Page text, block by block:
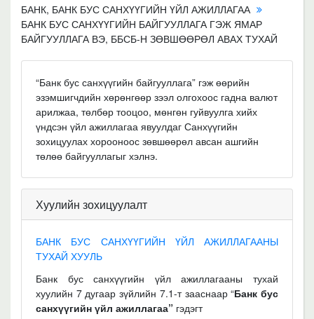
БАНК, БАНК БУС САНХҮҮГИЙН ҮЙЛ АЖИЛЛАГАА
БАНК БУС САНХҮҮГИЙН БАЙГУУЛЛАГА ГЭЖ ЯМАР
БАЙГУУЛЛАГА ВЭ, ББСБ-Н ЗӨВШӨӨРӨЛ АВАХ ТУХАЙ
“Банк бус санхүүгийн байгууллага” гэж өөрийн
эзэмшигчдийн хөрөнгөөр зээл олгохоос гадна валют
арилжаа, төлбөр тооцоо, мөнгөн гуйвуулга хийх
үндсэн үйл ажиллагаа явуулдаг Санхүүгийн
зохицуулах хорооноос зөвшөөрөл авсан ашгийн
төлөө байгууллагыг хэлнэ.
Хуулийн зохицуулалт
БАНК БУС САНХҮҮГИЙН ҮЙЛ АЖИЛЛАГААНЫ
ТУХАЙ ХУУЛЬ
Банк бус санхүүгийн үйл ажиллагааны тухай
хуулийн 7 дугаар зүйлийн 7.1-т зааснаар “Банк бус
санхүүгийн үйл ажиллагаа” гэдэгт